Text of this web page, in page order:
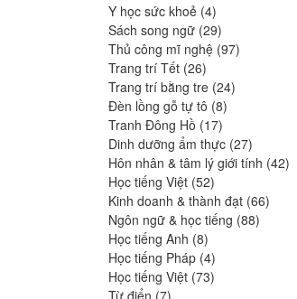
Y học sức khoẻ 44
produits
Sách song ngữ 2929
produits
Thủ công mĩ nghệ 9797
Trang trí Tết 2626
produits
Trang trí bằng tre 2424
Đèn lồng gỗ tự tô 88
Tranh Đông Hồ 1717
produits
Dinh dưỡng ẩm thực 2727
produits
Hôn nhân & tâm lý giới tính 4242
Học tiếng Việt 5252
produits
Kinh doanh & thành đạt 6666
Ngôn ngữ & học tiếng 8888
Học tiếng Anh 88
produits
Học tiếng Pháp 44
produits
Học tiếng Việt 7373
7